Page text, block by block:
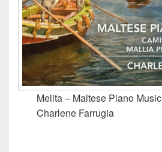
Melita – Maltese Piano Music
Charlene Farrugia